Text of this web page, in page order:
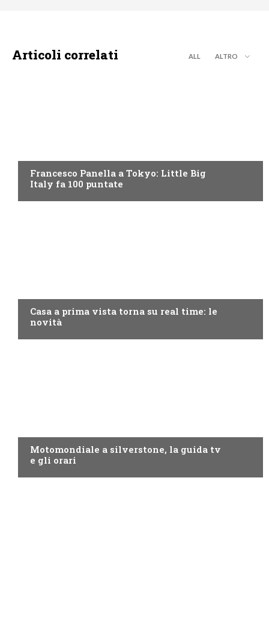
Articoli correlati ALL ALTRO
Francesco Panella a Tokyo: Little Big
Italy fa 100 puntate
Casa a prima vista torna su real time: le
novità
Motomondiale a silverstone, la guida tv
e gli orari